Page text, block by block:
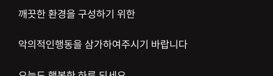
깨끗한 환경을 구성하기 위한
악의적인행동을 삼가하여주시기 바랍니다